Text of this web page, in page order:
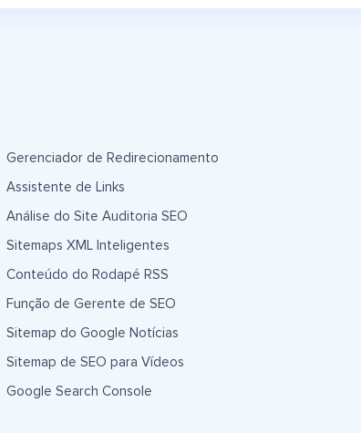
Gerenciador de Redirecionamento
Assistente de Links
Análise do Site Auditoria SEO
Sitemaps XML Inteligentes
Conteúdo do Rodapé RSS
Função de Gerente de SEO
Sitemap do Google Notícias
Sitemap de SEO para Vídeos
Google Search Console